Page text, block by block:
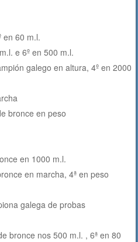
en 60 m.l.
e 6º en 500 m.l.
galego en altura, 4º en 2000
bronce en peso
en 1000 m.l.
en marcha, 4ª en peso
galega de probas
bronce nos 500 m.l. , 6ª en 80